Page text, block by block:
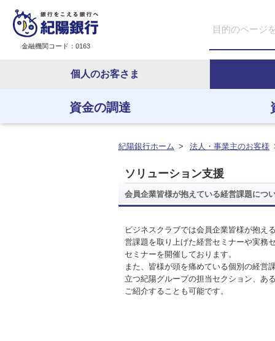
金融機関コード：0163
個人のお客さま
資金の調達
資金の調達
資金の調達
資金の運用
資金の運用
経営・事業支援
経営・事業支援
ＥＢサービス
ＥＢサービス
紀陽銀行ホーム > 法人・事業主のお客様
ソリューション支援
会員企業皆様が抱えている経営課題につ
ビジネスクラブでは会員企業皆様が抱え
営課題を取り上げた経営セミナーや実務
セミナーを開催しております。
また、皆様が頭を痛めている個別の経営
立つ紀陽グループの担当セクション、あ
ご紹介することも可能です。